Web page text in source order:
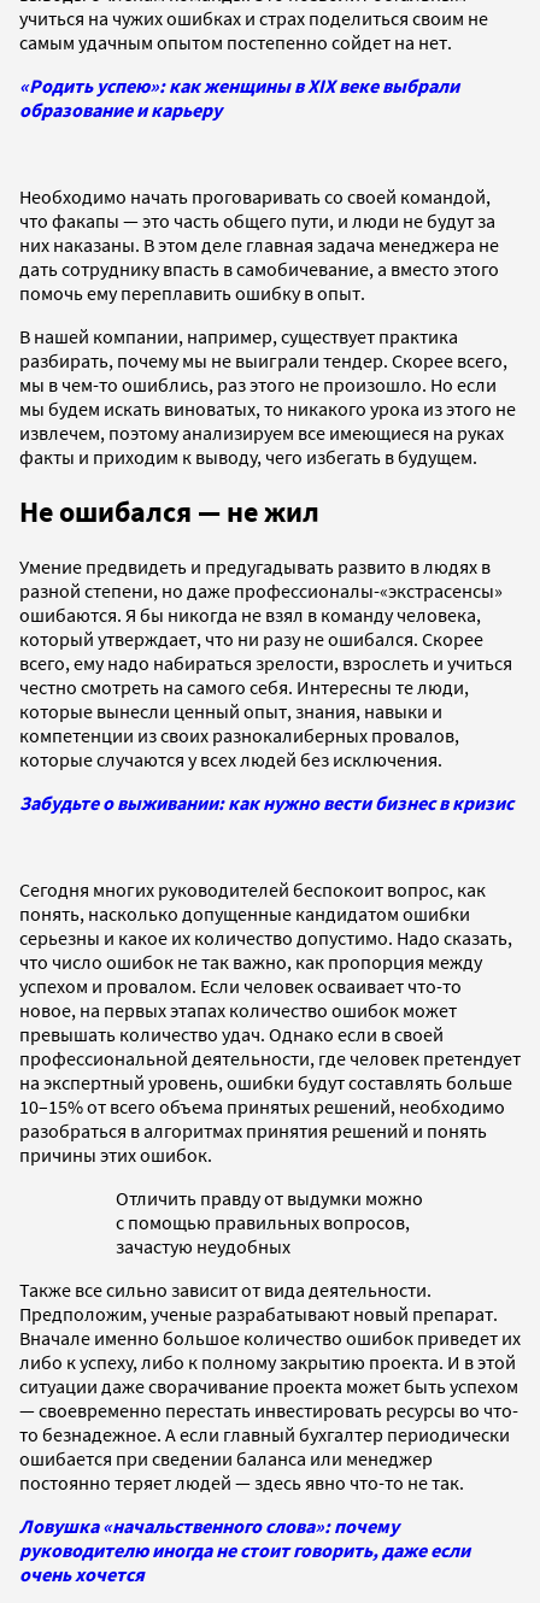
учиться на чужих ошибках и страх поделиться своим не
самым удачным опытом постепенно сойдет на нет.
«Родить успею»: как женщины в XIX веке выбрали
образование и карьеру
Необходимо начать проговаривать со своей командой,
что факапы — это часть общего пути, и люди не будут за
них наказаны. В этом деле главная задача менеджера не
дать сотруднику впасть в самобичевание, а вместо этого
помочь ему переплавить ошибку в опыт.
В нашей компании, например, существует практика
разбирать, почему мы не выиграли тендер. Скорее всего,
мы в чем-то ошиблись, раз этого не произошло. Но если
мы будем искать виноватых, то никакого урока из этого не
извлечем, поэтому анализируем все имеющиеся на руках
факты и приходим к выводу, чего избегать в будущем.
Не ошибался — не жил
Умение предвидеть и предугадывать развито в людях в
разной степени, но даже профессионалы-«экстрасенсы»
ошибаются. Я бы никогда не взял в команду человека,
который утверждает, что ни разу не ошибался. Скорее
всего, ему надо набираться зрелости, взрослеть и учиться
честно смотреть на самого себя. Интересны те люди,
которые вынесли ценный опыт, знания, навыки и
компетенции из своих разнокалиберных провалов,
которые случаются у всех людей без исключения.
Забудьте о выживании: как нужно вести бизнес в кризис
Сегодня многих руководителей беспокоит вопрос, как
понять, насколько допущенные кандидатом ошибки
серьезны и какое их количество допустимо. Надо сказать,
что число ошибок не так важно, как пропорция между
успехом и провалом. Если человек осваивает что-то
новое, на первых этапах количество ошибок может
превышать количество удач. Однако если в своей
профессиональной деятельности, где человек претендует
на экспертный уровень, ошибки будут составлять больше
10–15% от всего объема принятых решений, необходимо
разобраться в алгоритмах принятия решений и понять
причины этих ошибок.
Отличить правду от выдумки можно
с помощью правильных вопросов,
зачастую неудобных
Также все сильно зависит от вида деятельности.
Предположим, ученые разрабатывают новый препарат.
Вначале именно большое количество ошибок приведет их
либо к успеху, либо к полному закрытию проекта. И в этой
ситуации даже сворачивание проекта может быть успехом
— своевременно перестать инвестировать ресурсы во что-
то безнадежное. А если главный бухгалтер периодически
ошибается при сведении баланса или менеджер
постоянно теряет людей — здесь явно что-то не так.
Ловушка «начальственного слова»: почему
руководителю иногда не стоит говорить, даже если
очень хочется